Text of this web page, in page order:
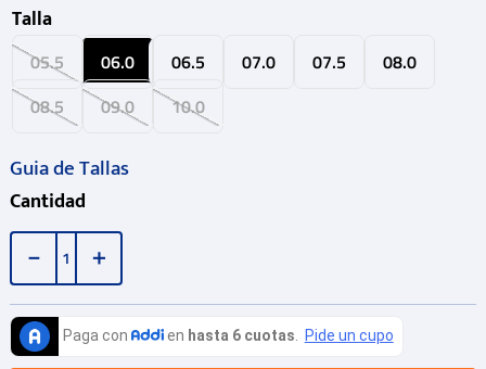
Talla
05.5 06.0 06.5 07.0 07.5
08.0
08.5
09.0 10.0
Guia de Tallas
Cantidad
＋
－